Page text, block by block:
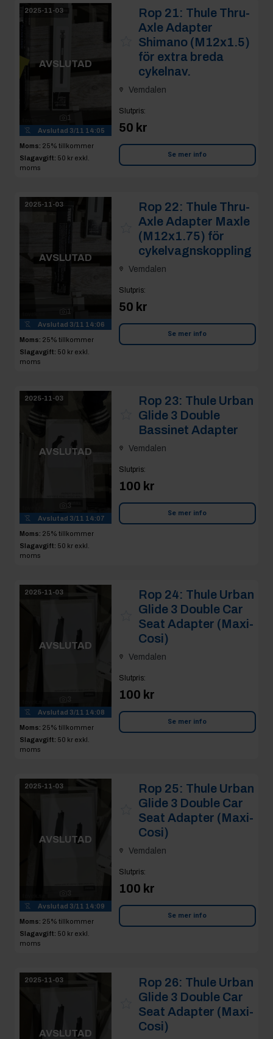
2025-11-03
AVSLUTAD
1
Avslutad 3/11 14:05
Moms: 25% tillkommer
Slagavgift: 50 kr exkl.
moms
Rop 21: Thule Thru-
Axle Adapter
Shimano (M12x1.5)
för extra breda
cykelnav.
Vemdalen
Slutpris:
50 kr
Se mer info
2025-11-03
AVSLUTAD
1
Avslutad 3/11 14:06
Moms: 25% tillkommer
Slagavgift: 50 kr exkl.
moms
Rop 22: Thule Thru-
Axle Adapter Maxle
(M12x1.75) för
cykelvagnskoppling
Vemdalen
Slutpris:
50 kr
Se mer info
2025-11-03
AVSLUTAD
3
Avslutad 3/11 14:07
Moms: 25% tillkommer
Slagavgift: 50 kr exkl.
moms
Rop 23: Thule Urban
Glide 3 Double
Bassinet Adapter
Vemdalen
Slutpris:
100 kr
Se mer info
2025-11-03
AVSLUTAD
Avslutad 3/11 14:08
Moms: 25% tillkommer
Slagavgift: 50 kr exkl.
moms
Rop 24: Thule Urban
Glide 3 Double Car
Seat Adapter (Maxi-
Cosi)
Vemdalen
Slutpris:
100 kr
Se mer info
2025-11-03
AVSLUTAD
Avslutad 3/11 14:09
Moms: 25% tillkommer
Slagavgift: 50 kr exkl.
moms
Rop 25: Thule Urban
Glide 3 Double Car
Seat Adapter (Maxi-
Cosi)
Vemdalen
Slutpris:
100 kr
Se mer info
2025-11-03
AVSLUTAD
Rop 26: Thule Urban
Glide 3 Double Car
Seat Adapter (Maxi-
Cosi)